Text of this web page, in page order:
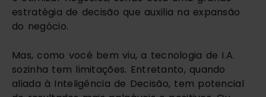
estratégia de decisão que auxilia na expansão
do negócio.
Mas, como você bem viu, a tecnologia de I.A.
sozinha tem limitações. Entretanto, quando
aliada à Inteligência de Decisão, tem potencial